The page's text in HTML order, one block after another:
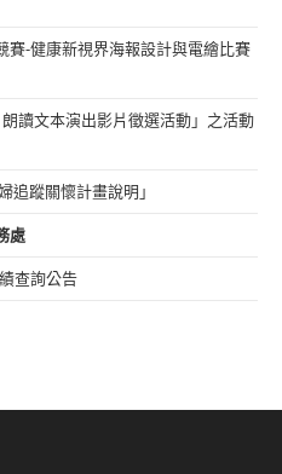
賽-健康新視界海報設計與電繪比賽
讀文本演出影片徵選活動」之活動
追蹤關懷計畫說明」
處
查詢公告